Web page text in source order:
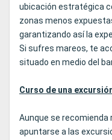
ubicación estratégica
zonas menos
garantizando así la
Si sufres mareos, te
situado en medio del
Curso de una
Aunque se recomienda
apuntarse a las